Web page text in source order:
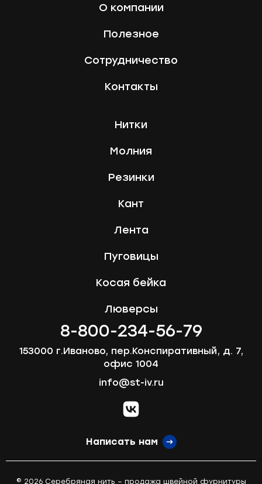
О компании
Полезное
Сотрудничество
Контакты
Нитки
Молния
Резинки
Кант
Лента
Пуговицы
Косая бейка
Люверсы
8-800-234-56-79
153000 г.Иваново, пер.Конспиративный, д. 7,
офис 1004
info@st-iv.ru
vk.com
Написать нам
© 2026 Серебряная нить – продажа швейной фурнитуры